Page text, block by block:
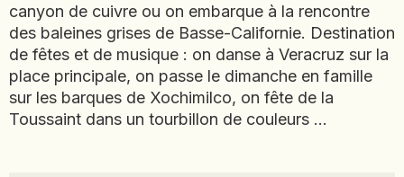
JAPON
JORDANIE
KAZAKHSTAN
KENYA
KOSOVO
canyon de cuivre ou on embarque à la rencontre
des baleines grises de Basse-Californie. Destination
de fêtes et de musique : on danse à Veracruz sur la
place principale, on passe le dimanche en famille
sur les barques de Xochimilco, on fête de la
Toussaint dans un tourbillon de couleurs …